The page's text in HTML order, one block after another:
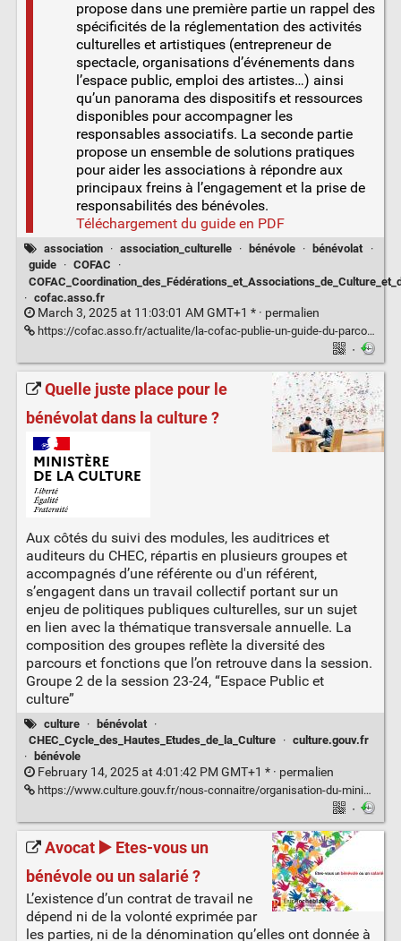
propose dans une première partie un rappel des
spécificités de la réglementation des activités
culturelles et artistiques (entrepreneur de
spectacle, organisations d’événements dans
l’espace public, emploi des artistes…) ainsi
qu’un panorama des dispositifs et ressources
disponibles pour accompagner les
responsables associatifs. La seconde partie
propose un ensemble de solutions pratiques
pour aider les associations à répondre aux
principaux freins à l’engagement et la prise de
responsabilités des bénévoles.
Téléchargement du guide en PDF
association · association_culturelle · bénévole · bénévolat
·
guide
· COFAC
·
· cofac.asso.fr
March 3, 2025 at 11:03:01 AM GMT+1 * · permalien
https://cofac.asso.fr/actualite/la-cofac-publie-un-guide-du-parcours-de-responsable-benevole-pour-accompagner-lengagement-et-la-prise-de-responsabilite-des-benevoles/
·
Quelle juste place pour le
bénévolat dans la culture ?
Aux côtés du suivi des modules, les auditrices et
auditeurs du CHEC, répartis en plusieurs groupes et
accompagnés d’une référente ou d'un référent,
s’engagent dans un travail collectif portant sur un
enjeu de politiques publiques culturelles, sur un sujet
en lien avec la thématique transversale annuelle. La
composition des groupes reflète la diversité des
parcours et fonctions que l’on retrouve dans la session.
Groupe 2 de la session 23-24, “Espace Public et
culture”
culture · bénévolat
·
CHEC_Cycle_des_Hautes_Etudes_de_la_Culture
· culture.gouv.fr
·
bénévole
February 14, 2025 at 4:01:42 PM GMT+1 * · permalien
https://www.culture.gouv.fr/nous-connaitre/organisation-du-ministere/cycle-des-hautes-etudes-de-la-culture-chec/travaux-des-auditeurs/Par-session-annuelle/Session-23-24/quelle-juste-place-pour-le-benevolat-dans-la-culture
·
Avocat ▶️ Etes-vous un
bénévole ou un salarié ?
L’existence d’un contrat de travail ne
dépend ni de la volonté exprimée par
les parties, ni de la dénomination qu’elles ont donnée à